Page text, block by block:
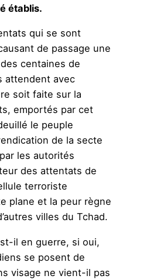
établis.
qui se sont
de passage une
centaines de
attendent avec
soit faite sur la
emportés par cet
le peuple
de la secte
les autorités
des attentats de
terroriste
plane et la peur règne
villes du Tchad.
il en guerre, si oui,
se posent de
visage ne vient-il pas